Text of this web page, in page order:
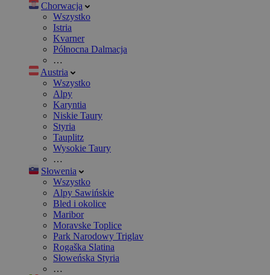
Chorwacja
Wszystko
Istria
Kvarner
Północna Dalmacja
…
Austria
Wszystko
Alpy
Karyntia
Niskie Taury
Styria
Tauplitz
Wysokie Taury
…
Słowenia
Wszystko
Alpy Sawińskie
Bled i okolice
Maribor
Moravske Toplice
Park Narodowy Triglav
Rogaška Slatina
Słoweńska Styria
…